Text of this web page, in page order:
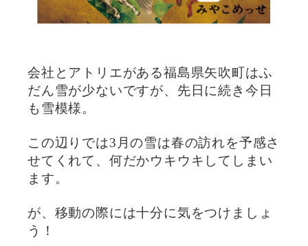
会社とアトリエがある福島県矢吹町はふ
だん雪が少ないですが、先日に続き今日
も雪模様。
この辺りでは3月の雪は春の訪れを予感さ
せてくれて、何だかウキウキしてしまい
ます。
が、移動の際には十分に気をつけましょ
う！